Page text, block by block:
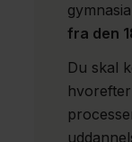
fra den
Du skal